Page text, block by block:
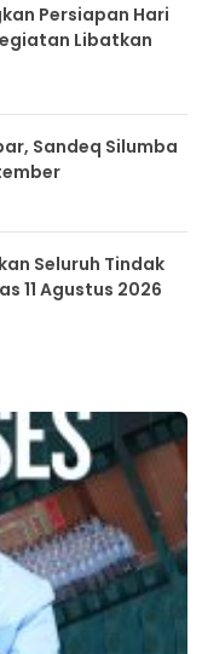
Persiapan Hari
Libatkan
Sandeq Silumba
Seluruh Tindak
11 Agustus 2026